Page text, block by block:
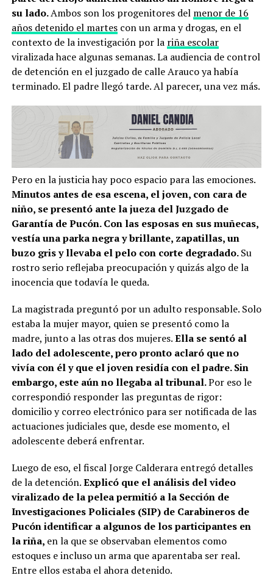
su lado.Ambos son los progenitores del menor de 16
años detenido el martescon un arma y drogas, en el
contexto de la investigación por la riña escolar
viralizada hace algunas semanas. La audiencia de control
de detención en el juzgado de calle Arauco ya había
terminado. El padre llegó tarde. Al parecer, una vez más.
Pero en la justicia hay poco espacio para las emociones.
Minutos antes de esa escena, el joven, con cara de
niño, se presentó ante la jueza del Juzgado de
Garantía de Pucón. Con las esposas en sus muñecas,
vestía una parka negra y brillante, zapatillas, un
buzo gris y llevaba el pelo con corte degradado.Su
rostro serio reflejaba preocupación y quizás algo de la
inocencia que todavía le queda.
La magistrada preguntó por un adulto responsable. Solo
estaba la mujer mayor, quien se presentó como la
madre, junto a las otras dos mujeres.Ella se sentó al
lado del adolescente, pero pronto aclaró que no
vivía con él y que el joven residía con el padre. Sin
embargo, este aún no llegaba al tribunal.Por eso le
correspondió responder las preguntas de rigor:
domicilio y correo electrónico para ser notificada de las
actuaciones judiciales que, desde ese momento, el
adolescente deberá enfrentar.
Luego de eso, el fiscal Jorge Calderara entregó detalles
de la detención.Explicó que el análisis del video
viralizado de la pelea permitió a la Sección de
Investigaciones Policiales (SIP) de Carabineros de
Pucón identificar a algunos de los participantes en
la riña, en la que se observaban elementos como
estoques e incluso un arma que aparentaba ser real.
Entre ellos estaba el ahora detenido.